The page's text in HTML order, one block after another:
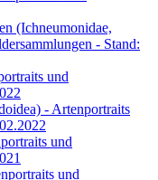
(Ichneumonidae,
- Stand:
und
- Artenportraits
und
und